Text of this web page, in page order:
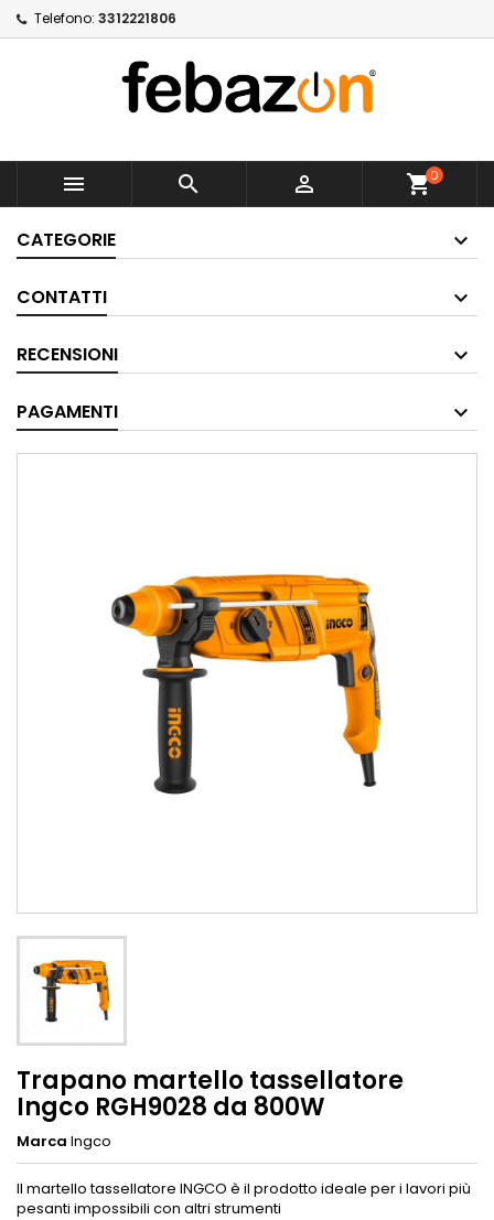
Telefono: 3312221806
   shopping_cart0
CATEGORIE
CONTATTI
RECENSIONI
PAGAMENTI
Trapano martello tassellatore
Ingco RGH9028 da 800W
Marca Ingco
Il martello tassellatore INGCO è il prodotto ideale per i lavori più
pesanti impossibili con altri strumenti